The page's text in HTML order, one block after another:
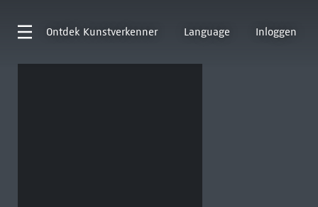
Ontdek Kunstverkenner Language Inloggen